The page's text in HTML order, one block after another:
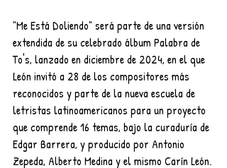
"Me Está Doliendo" será parte de una versión
extendida de su celebrado álbum Palabra de
To's, lanzado en diciembre de 2024, en el que
León invitó a 28 de los compositores más
reconocidos y parte de la nueva escuela de
letristas latinoamericanos para un proyecto
que comprende 16 temas, bajo la curaduría de
Edgar Barrera, y producido por Antonio
Zepeda, Alberto Medina y el mismo Carín León.